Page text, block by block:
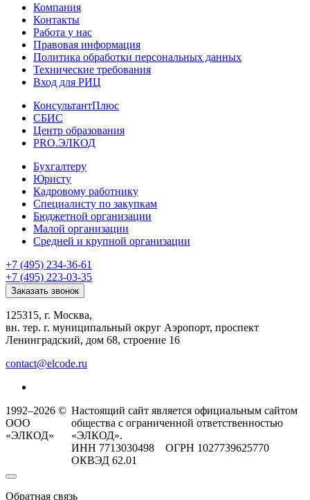
Компания
Контакты
Работа у нас
Правовая информация
Политика обработки персональных данных
Технические требования
Вход для РИЦ
КонсультантПлюс
СБИС
Центр образования
PRO.ЭЛКОД
Бухгалтеру
Юристу
Кадровому работнику
Специалисту по закупкам
Бюджетной организации
Малой организации
Средней и крупной организации
+7 (495) 234-36-61
+7 (495) 223-03-35
Заказать звонок
125315, г. Москва,
вн. тер. г. муниципальный округ Аэропорт, проспект
Ленинградский, дом 68, строение 16
contact@elcode.ru
1992–2026 ©
ООО
«ЭЛКОД»
Настоящий сайт является официальным сайтом
общества с ограниченной ответственностью
«ЭЛКОД».
ИНН 7713030498 ОГРН 1027739625770
ОКВЭД 62.01
Обратная связь